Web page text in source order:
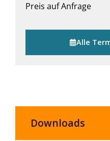
Preis auf Anfrage
Alle
Downloads